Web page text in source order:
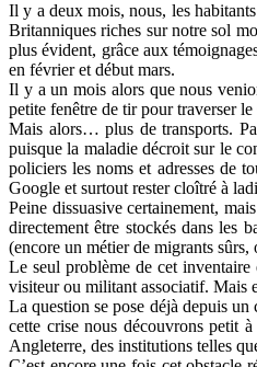
Il y a deux mois, nous, les
Britanniques riches sur notre sol
plus évident, grâce aux
en février et début mars.
Il y a un mois alors que nous
petite fenêtre de tir pour traverser
Mais alors… plus de transports.
puisque la maladie décroit sur le
policiers les noms et adresses de
Google et surtout rester cloîtré à
Peine dissuasive certainement,
directement être stockés dans les
(encore un métier de migrants
Le seul problème de cet
visiteur ou militant associatif. Mais
La question se pose déjà depuis
cette crise nous découvrons petit
Angleterre, des institutions telles